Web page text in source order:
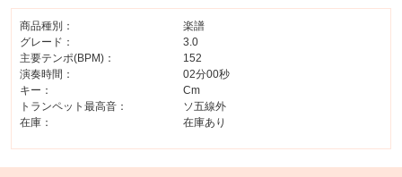
商品種別：
楽譜
グレード：
3.0
主要テンポ(BPM)：
152
演奏時間：
02分00秒
キー：
Cm
トランペット最高音：
ソ五線外
在庫：
在庫あり